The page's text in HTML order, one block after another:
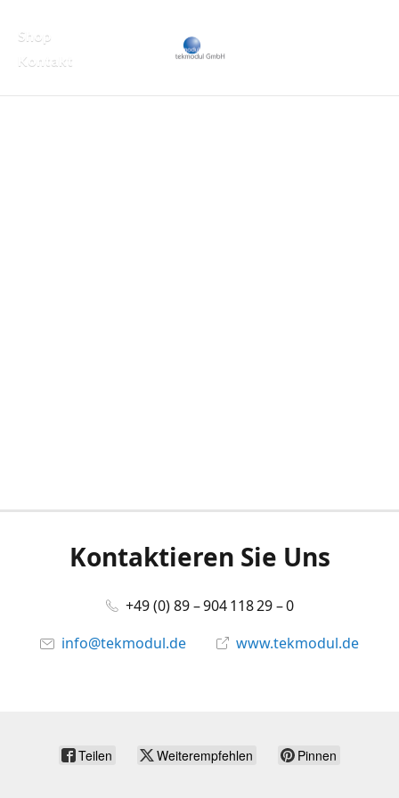
Shop
Kontakt
Kontaktieren Sie Uns
+49 (0) 89 – 904 118 29 – 0
info@tekmodul.de
www.tekmodul.de
Teilen Weiterempfehlen Pinnen